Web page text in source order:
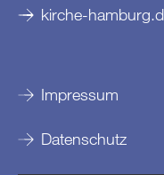
kirche-
Impressum
Datenschutz